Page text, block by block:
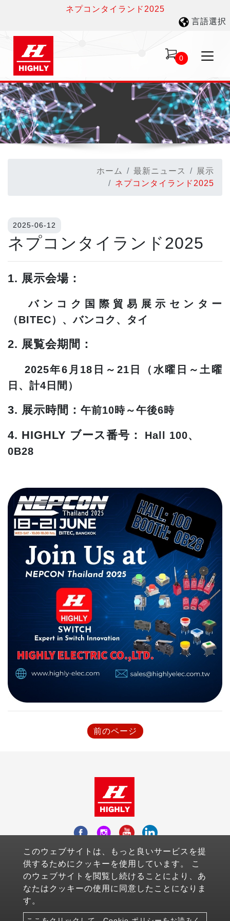
ネプコンタイランド2025
言語選択
0
ホーム 最新ニュース
展示
ネプコンタイランド2025
2025-06-12
ネプコンタイランド2025
1. 展示会場：
バンコク国際貿易展示センター
（BITEC）、バンコク、タイ
2. 展覧会期間 ：
2025年6月18日～21日（水曜日～土曜
日、計4日間）
3. 展示時間： 午前10時～午後6時
4. HIGHLY ブース番号： Hall 100、
0B28
前のページ
このウェブサイトは、もっと良いサービスを提
供するためにクッキーを使用しています。 こ
のウェブサイトを閲覧し続けることにより、あ
なたはクッキーの使用に同意したことになりま
す。
Add：Fl.10-3, No.738, Chung-Cheng Road ,
Zhonghe District , New Taipei City, Taiwan
Mail：sales@highlyelec.com.tw
TEL：+886-2-8226-1490